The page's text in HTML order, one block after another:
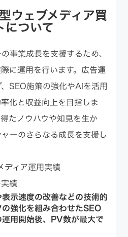
ウェブメディア買
について
事業成長を支援するため、
に運用を行います。広告運
SEO施策の強化やAIを活用
化と収益向上を目指しま
たノウハウや知見を生か
ーのさらなる成長を支援し
ディア運用実績
績
示速度の改善などの技術的
強化を組み合わせたSEO
用開始後、 PV数が最大で